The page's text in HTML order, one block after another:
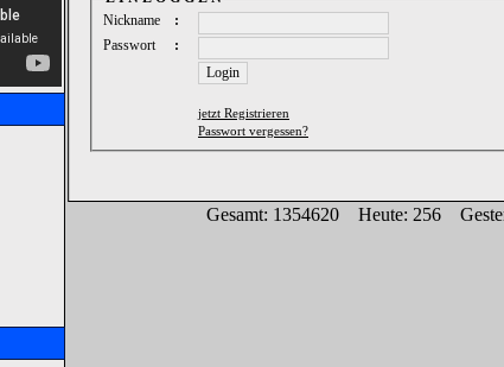
Nickname
:
Passwort
:
jetzt Registrieren
Passwort vergessen?
Gesamt: 1354620 Heute: 256